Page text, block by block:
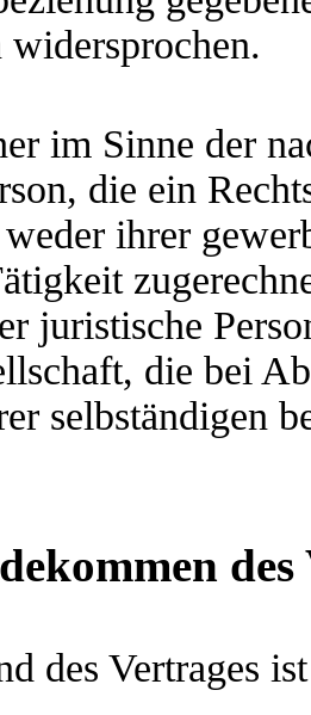
im Sinne der
die ein
ihrer
juristische
die bei
selbständigen
des
des Vertrages